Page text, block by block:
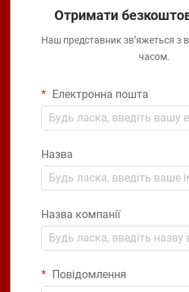
Отримати
Наш представник зв’яжеться
часом.
Електронна пошта
Назва
Назва компанії
Повідомлення